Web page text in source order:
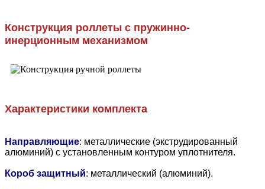
Конструкция роллеты с пружинно-
инерционным механизмом
Характеристики комплекта
Направляющие: металлические (экструдированный
алюминий) с установленным контуром уплотнителя.
Короб защитный: металлический (алюминий).